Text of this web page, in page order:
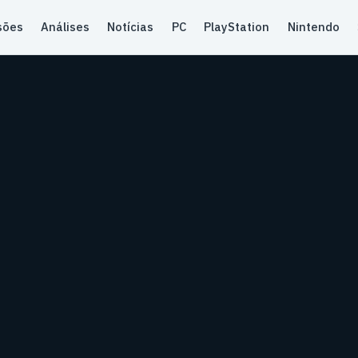
Análises Notícias PC PlayStation Nintendo